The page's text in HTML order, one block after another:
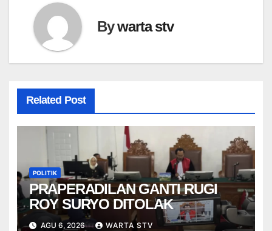
Bywarta stv
Related Post
POLITIK
PRAPERADILAN GANTI RUGI
ROY SURYO DITOLAK
AGU 6, 2026 WARTA STV